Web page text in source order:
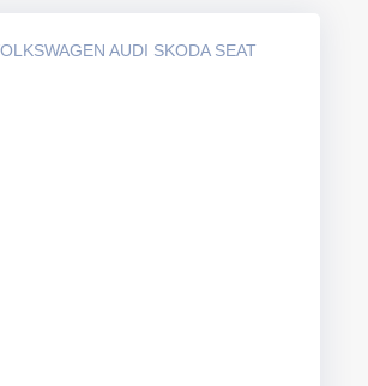
AUDI SKODA SEAT